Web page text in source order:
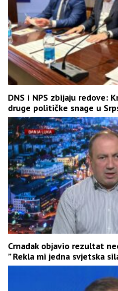
DNS i NPS zbijaju redove:
druge političke snage u
Crnadak objavio rezultat
” Rekla mi jedna svjetska